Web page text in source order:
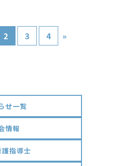
2 3 4 »
せ一覧
情報
指導士